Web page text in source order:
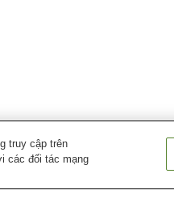
truy cập trên
các đối tác mạng